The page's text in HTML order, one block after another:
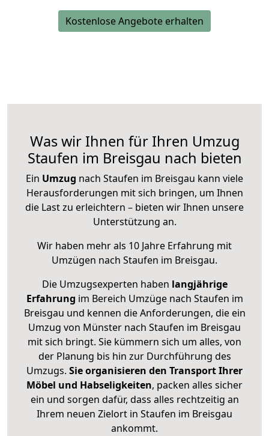
Kostenlose Angebote erhalten
Was wir Ihnen für Ihren Umzug
Staufen im Breisgau nach bieten
Ein Umzug nach Staufen im Breisgau kann viele
Herausforderungen mit sich bringen, um Ihnen
die Last zu erleichtern – bieten wir Ihnen unsere
Unterstützung an.
Wir haben mehr als 10 Jahre Erfahrung mit
Umzügen nach Staufen im Breisgau.
Die Umzugsexperten haben langjährige
Erfahrung im Bereich Umzüge nach Staufen im
Breisgau und kennen die Anforderungen, die ein
Umzug von Münster nach Staufen im Breisgau
mit sich bringt. Sie kümmern sich um alles, von
der Planung bis hin zur Durchführung des
Umzugs. Sie organisieren den Transport Ihrer
Möbel und Habseligkeiten, packen alles sicher
ein und sorgen dafür, dass alles rechtzeitig an
Ihrem neuen Zielort in Staufen im Breisgau
ankommt.